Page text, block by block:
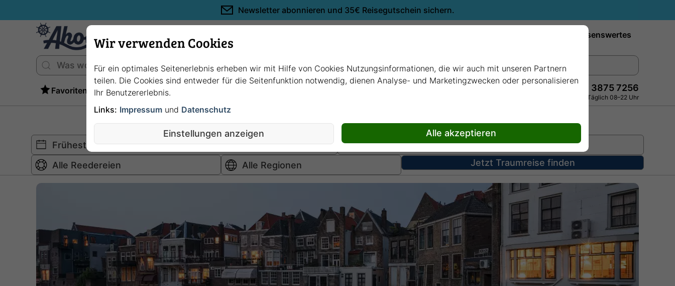
Newsletter abonnieren und 35€ Reisegutschein sichern.
Wissenswertes
Favoriten +49 228 3875 7256
Persönlich · Kostenlos · Täglich 08–22 Uhr
Jetzt Traumreise finden
Wir verwenden Cookies
Für ein optimales Seitenerlebnis erheben wir mit Hilfe von Cookies Nutzungsinformationen, die wir auch mit unseren Partnern
teilen. Die Cookies sind entweder für die Seitenfunktion notwendig, dienen Analyse- und Marketingzwecken oder personalisieren
Ihr Benutzererlebnis.
Links: Impressum und Datenschutz
Einstellungen anzeigen Alle akzeptieren